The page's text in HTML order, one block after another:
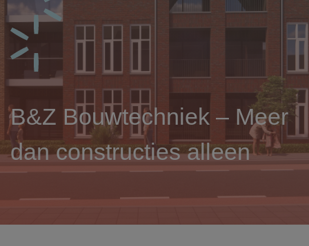
B&Z Bouwtechniek – Meer
dan constructies alleen